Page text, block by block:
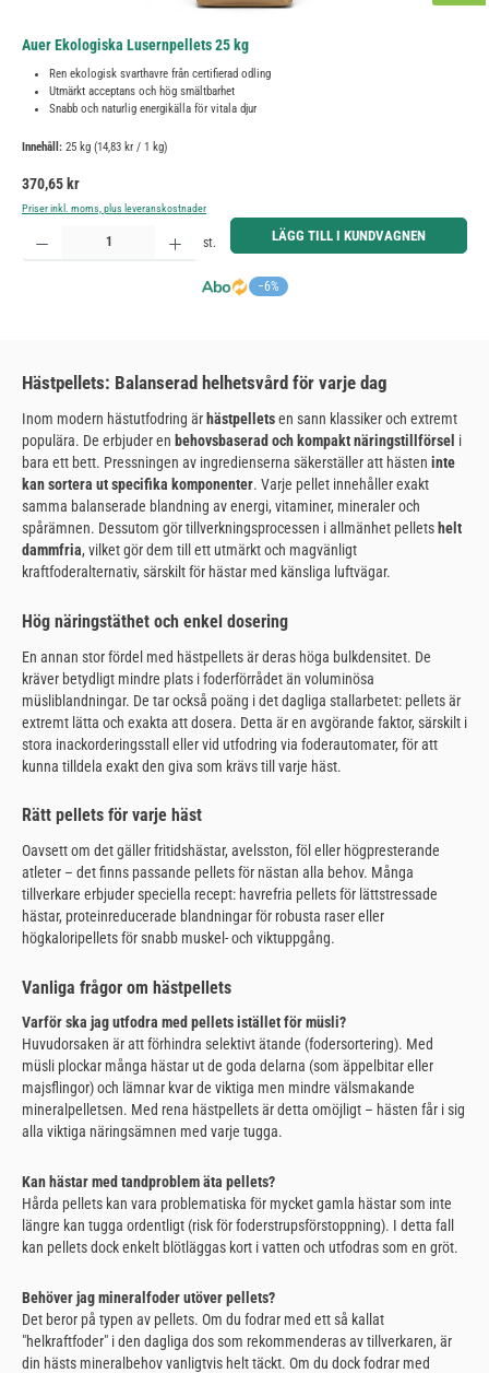
Auer Ekologiska Lusernpellets 25 kg
Ren ekologisk svarthavre från certifierad odling
Utmärkt acceptans och hög smältbarhet
Snabb och naturlig energikälla för vitala djur
Innehåll: 25 kg (14,83 kr / 1 kg)
Ordinarie pris:
370,65 kr
Priser inkl. moms, plus leveranskostnader
−6%
Produktkvantitet: Ange önskat belopp eller använd knapparna för att öka eller minska kvantiteten.
st. LÄGG TILL I KUNDVAGNEN
Hästpellets: Balanserad helhetsvård för varje dag
Inom modern hästutfodring är hästpelletsen sann klassiker och extremt
populära. De erbjuder en behovsbaserad och kompakt näringstillförsel i
bara ett bett. Pressningen av ingredienserna säkerställer att hästen inte
kan sortera ut specifika komponenter. Varje pellet innehåller exakt
samma balanserade blandning av energi, vitaminer, mineraler och
spårämnen. Dessutom gör tillverkningsprocessen i allmänhet pellets helt
dammfria, vilket gör dem till ett utmärkt och magvänligt
kraftfoderalternativ, särskilt för hästar med känsliga luftvägar.
Hög näringstäthet och enkel dosering
En annan stor fördel med hästpellets är deras höga bulkdensitet. De
kräver betydligt mindre plats i foderförrådet än voluminösa
müsliblandningar. De tar också poäng i det dagliga stallarbetet: pellets är
extremt lätta och exakta att dosera. Detta är en avgörande faktor, särskilt i
stora inackorderingsstall eller vid utfodring via foderautomater, för att
kunna tilldela exakt den giva som krävs till varje häst.
Rätt pellets för varje häst
Oavsett om det gäller fritidshästar, avelsston, föl eller högpresterande
atleter – det finns passande pellets för nästan alla behov. Många
tillverkare erbjuder speciella recept: havrefria pellets för lättstressade
hästar, proteinreducerade blandningar för robusta raser eller
högkaloripellets för snabb muskel- och viktuppgång.
Vanliga frågor om hästpellets
Varför ska jag utfodra med pellets istället för müsli?
Huvudorsaken är att förhindra selektivt ätande (fodersortering). Med
müsli plockar många hästar ut de goda delarna (som äppelbitar eller
majsflingor) och lämnar kvar de viktiga men mindre välsmakande
mineralpelletsen. Med rena hästpellets är detta omöjligt – hästen får i sig
alla viktiga näringsämnen med varje tugga.
Kan hästar med tandproblem äta pellets?
Hårda pellets kan vara problematiska för mycket gamla hästar som inte
längre kan tugga ordentligt (risk för foderstrupsförstoppning). I detta fall
kan pellets dock enkelt blötläggas kort i vatten och utfodras som en gröt.
Behöver jag mineralfoder utöver pellets?
Det beror på typen av pellets. Om du fodrar med ett så kallat
"helkraftfoder" i den dagliga dos som rekommenderas av tillverkaren, är
din hästs mineralbehov vanligtvis helt täckt. Om du dock fodrar med